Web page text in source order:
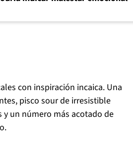
con inspiración incaica. Una
pisco sour de irresistible
y un número más acotado de